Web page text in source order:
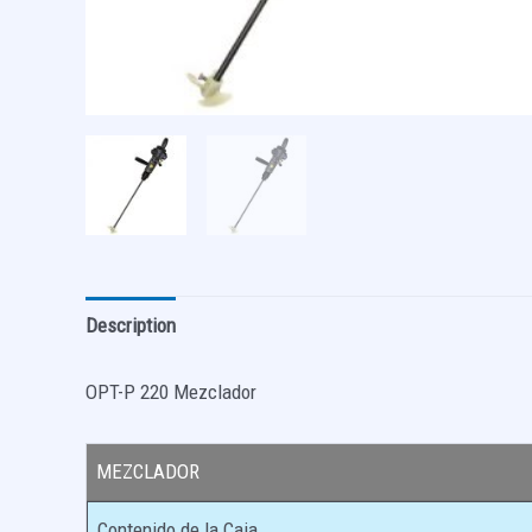
Description
OPT-P 220 Mezclador
MEZCLADOR